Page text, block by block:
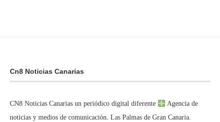
Cn8 Noticias Canarias
CN8 Noticias Canarias un periódico digital diferente
Agencia de
noticias y medios de comunicación. Las Palmas de Gran Canaria.